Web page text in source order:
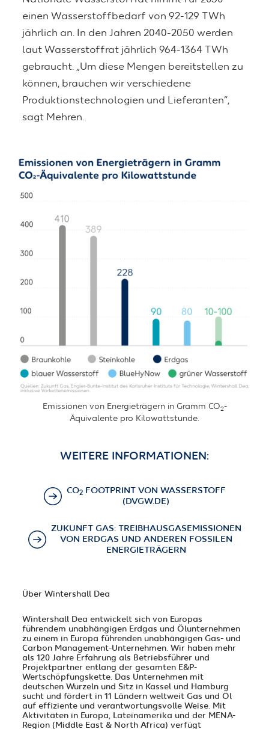
einen Wasserstoffbedarf von 92-129 TWh
jährlich an. In den Jahren 2040-2050 werden
laut Wasserstoffrat jährlich 964-1364 TWh
gebraucht. „Um diese Mengen bereitstellen zu
können, brauchen wir verschiedene
Produktionstechnologien und Lieferanten“,
sagt Mehren.
Emissionen von Energieträgern in Gramm CO2-
Äquivalente pro Kilowattstunde.
WEITERE INFORMATIONEN:
CO2FOOTPRINT VON WASSERSTOFF
(DVGW.DE)
ZUKUNFT GAS: TREIBHAUSGASEMISSIONEN
VON ERDGAS UND ANDEREN FOSSILEN
ENERGIETRÄGERN
Über Wintershall Dea
Wintershall Dea entwickelt sich von Europas
führendem unabhängigen Erdgas­ und Ölunternehmen
zu einem in Europa führenden unabhängigen Gas- und
Carbon Management-Unternehmen. Wir haben mehr
als 120 Jahre Erfahrung als Betriebsführer und
Projektpartner entlang der gesamten E&P-
Wertschöpfungskette. Das Unternehmen mit
deutschen Wurzeln und Sitz in Kassel und Hamburg
sucht und fördert in 11 Ländern weltweit Gas und Öl
auf effiziente und verantwortungsvolle Weise. Mit
Aktivitäten in Europa, Lateinamerika und der MENA-
Region (Middle East & North Africa) verfügt